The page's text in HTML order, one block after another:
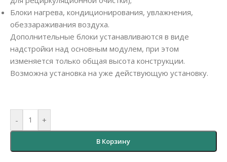
Блоки нагрева, кондиционирования, увлажнения,
обеззараживания воздуха.
Дополнительные блоки устанавливаются в виде
надстройки над основным модулем, при этом
изменяется только общая высота конструкции.
Возможна установка на уже действующую установку.
- +
В Корзину